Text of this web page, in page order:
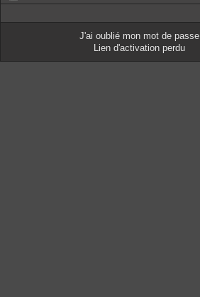
J'ai oublié mon mot de passe
Lien d'activation perdu